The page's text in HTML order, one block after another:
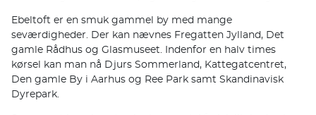
Ebeltoft er en smuk gammel by med mange
seværdigheder. Der kan nævnes Fregatten Jylland, Det
gamle Rådhus og Glasmuseet. Indenfor en halv times
kørsel kan man nå Djurs Sommerland, Kattegatcentret,
Den gamle By i Aarhus og Ree Park samt Skandinavisk
Dyrepark.